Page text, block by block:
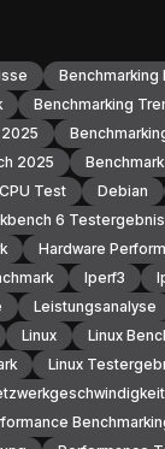
Benchmarking
Benchmarking
2025
CPU Test Debian
6
Hardware
Iperf3
Leistungsanalyse
Linux
Linux
Linux